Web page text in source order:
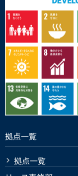
拠点一覧
拠点一覧